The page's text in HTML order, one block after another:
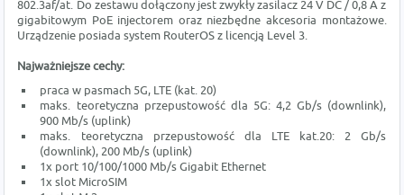
802.3af/at. Do zestawu dołączony jest zwykły zasilacz 24 V DC / 0,8 A z
gigabitowym PoE injectorem oraz niezbędne akcesoria montażowe.
Urządzenie posiada system RouterOS z licencją Level 3.
Najważniejsze cechy:
praca w pasmach 5G, LTE (kat. 20)
maks. teoretyczna przepustowość dla 5G: 4,2 Gb/s (downlink),
900 Mb/s (uplink)
maks. teoretyczna przepustowość dla LTE kat.20: 2 Gb/s
(downlink), 200 Mb/s (uplink)
1x port 10/100/1000 Mb/s Gigabit Ethernet
1x slot MicroSIM